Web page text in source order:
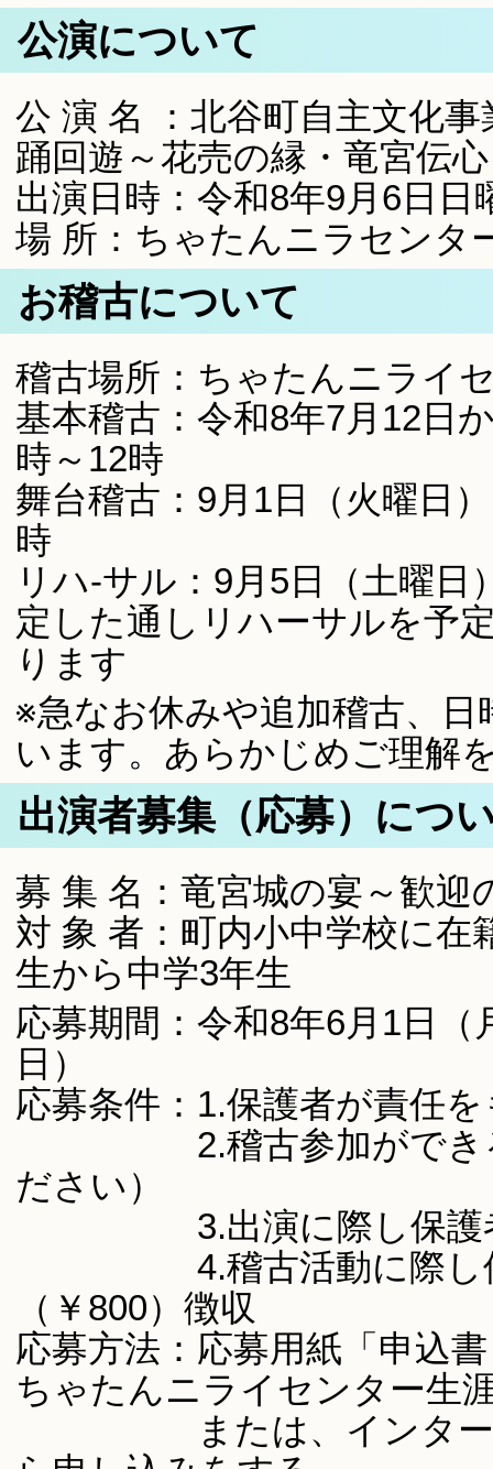
公演について
公 演 名 ：北谷町自主文化
踊回遊～花売の縁・竜宮伝
出演日時：令和8年9月6日
場 所：ちゃたんニラセンタ
お稽古について
稽古場所：ちゃたんニライ
基本稽古：令和8年7月12日
時～12時
舞台稽古：9月1日（火曜日
時
リハ-サル：9月5日（土曜
定した通しリハーサルを予
ります
※急なお休みや追加稽古、
います。あらかじめご理解
出演者募集（応募）につ
募 集 名：竜宮城の宴～歓
対 象 者：町内小中学校に
生から中学3年生
応募期間：令和8年6月1日
日）
応募条件：1.保護者が責任
2.稽古参加ができる
ださい）
3.出演に際し保護者
4.稽古活動に際し保
（￥800）徴収
応募方法：応募用紙「申込
ちゃたんニライセンター生
または、インターネ